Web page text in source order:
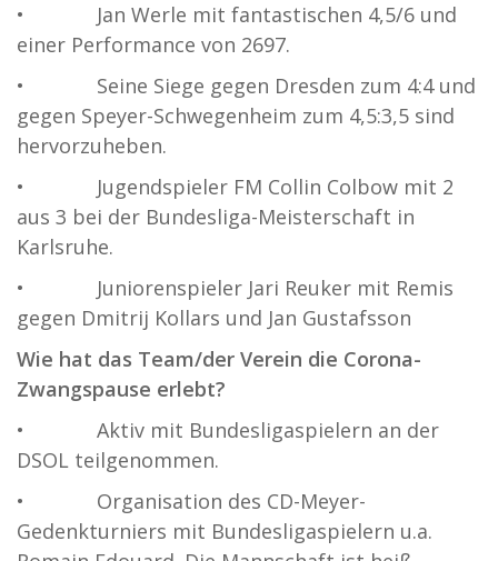
• Jan Werle mit fantastischen 4,5/6 und
einer Performance von 2697.
• Seine Siege gegen Dresden zum 4:4 und
gegen Speyer-Schwegenheim zum 4,5:3,5 sind
hervorzuheben.
• Jugendspieler FM Collin Colbow mit 2
aus 3 bei der Bundesliga-Meisterschaft in
Karlsruhe.
• Juniorenspieler Jari Reuker mit Remis
gegen Dmitrij Kollars und Jan Gustafsson
Wie hat das Team/der Verein die Corona-
Zwangspause erlebt?
• Aktiv mit Bundesligaspielern an der
DSOL teilgenommen.
• Organisation des CD-Meyer-
Gedenkturniers mit Bundesligaspielern u.a.